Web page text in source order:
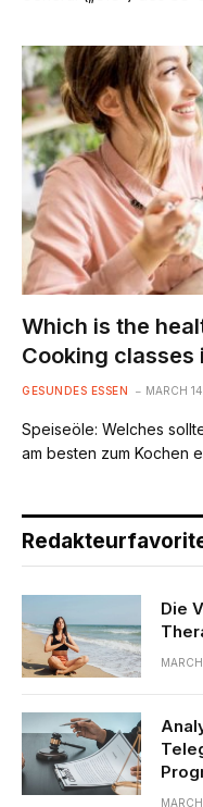
Which is the
Cooking classes
GESUNDES ESSEN MARCH
Speiseöle: Welches
am besten zum Kochen
Die